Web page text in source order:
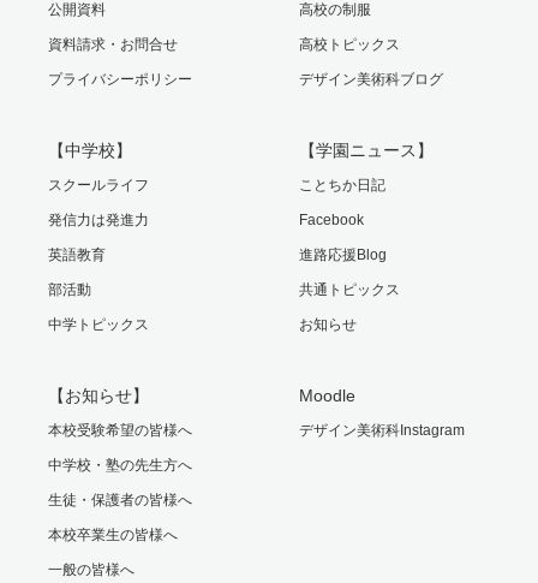
公開資料
資料請求・お問合せ
プライバシーポリシー
高校の制服
高校トピックス
デザイン美術科ブログ
【中学校】
スクールライフ
発信力は発進力
英語教育
部活動
中学トピックス
【学園ニュース】
ことちか日記
Facebook
進路応援Blog
共通トピックス
お知らせ
【お知らせ】
本校受験希望の皆様へ
中学校・塾の先生方へ
生徒・保護者の皆様へ
本校卒業生の皆様へ
一般の皆様へ
Moodle
デザイン美術科Instagram